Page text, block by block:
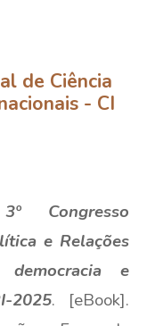
de Ciência
- CI
Congresso
e Relações
democracia e
2025. [eBook].